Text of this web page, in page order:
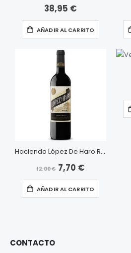
38,95 €
AÑADIR AL CARRITO
Hacienda López De Haro Reserva
12,00 € Precio
especial
7,70 €
AÑADIR AL CARRITO
CONTACTO